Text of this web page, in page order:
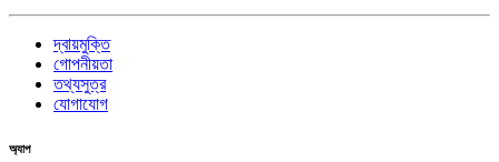
দ্বায়মুক্তি
গোপনীয়তা
তথ্যসুত্র
যোগাযোগ
অ্যাপ